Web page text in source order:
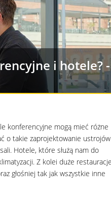
i hotele? -
konferencyjne mogą mieć różne
o takie zaprojektowanie ustrojów
Hotele, które służą nam do
Z kolei duże restauracje
głośniej tak jak wszystkie inne